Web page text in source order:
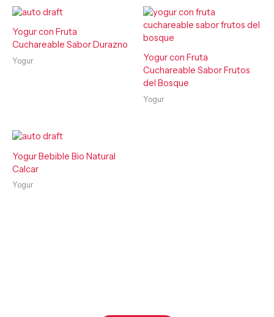
Yogur con Fruta
Cuchareable Sabor Durazno
Yogur
Yogur con Fruta
Cuchareable Sabor Frutos
del Bosque
Yogur
Yogur Bebible Bio Natural
Calcar
Yogur